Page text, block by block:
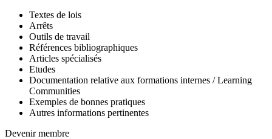
Textes de lois
Arrêts
Outils de travail
Références bibliographiques
Articles spécialisés
Etudes
Documentation relative aux formations internes / Learning
Communities
Exemples de bonnes pratiques
Autres informations pertinentes
Devenir membre